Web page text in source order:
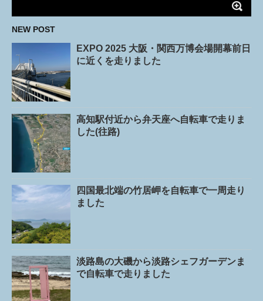
NEW POST
EXPO 2025 大阪・関西万博会場開幕前日
に近くを走りました
高知駅付近から弁天座へ自転車で走りま
した(往路)
四国最北端の竹居岬を自転車で一周走り
ました
淡路島の大磯から淡路シェフガーデンま
で自転車で走りました